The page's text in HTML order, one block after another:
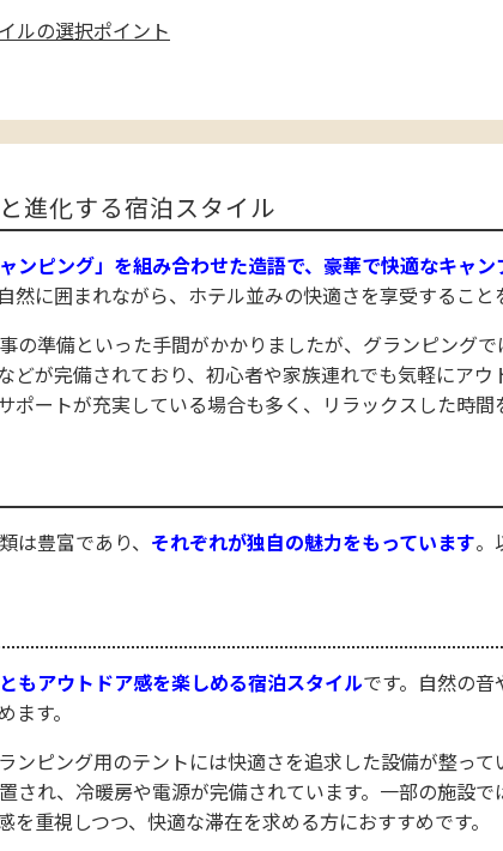
ルの選択ポイント
進化する宿泊スタイル
ンピング」を組み合わせた造語で、豪華で快適なキャン
に囲まれながら、ホテル並みの快適さを享受すること
の準備といった手間がかかりましたが、グランピング
どが完備されており、初心者や家族連れでも気軽にアウ
ポートが充実している場合も多く、リラックスした時間
豊富であり、 それぞれが独自の魅力をもっています。
もアウトドア感を楽しめる宿泊スタイルです。自然の
す。
ピング用のテントには快適さを追求した設備が整って
され、冷暖房や電源が完備されています。一部の施設
重視しつつ、快適な滞在を求める方におすすめです。